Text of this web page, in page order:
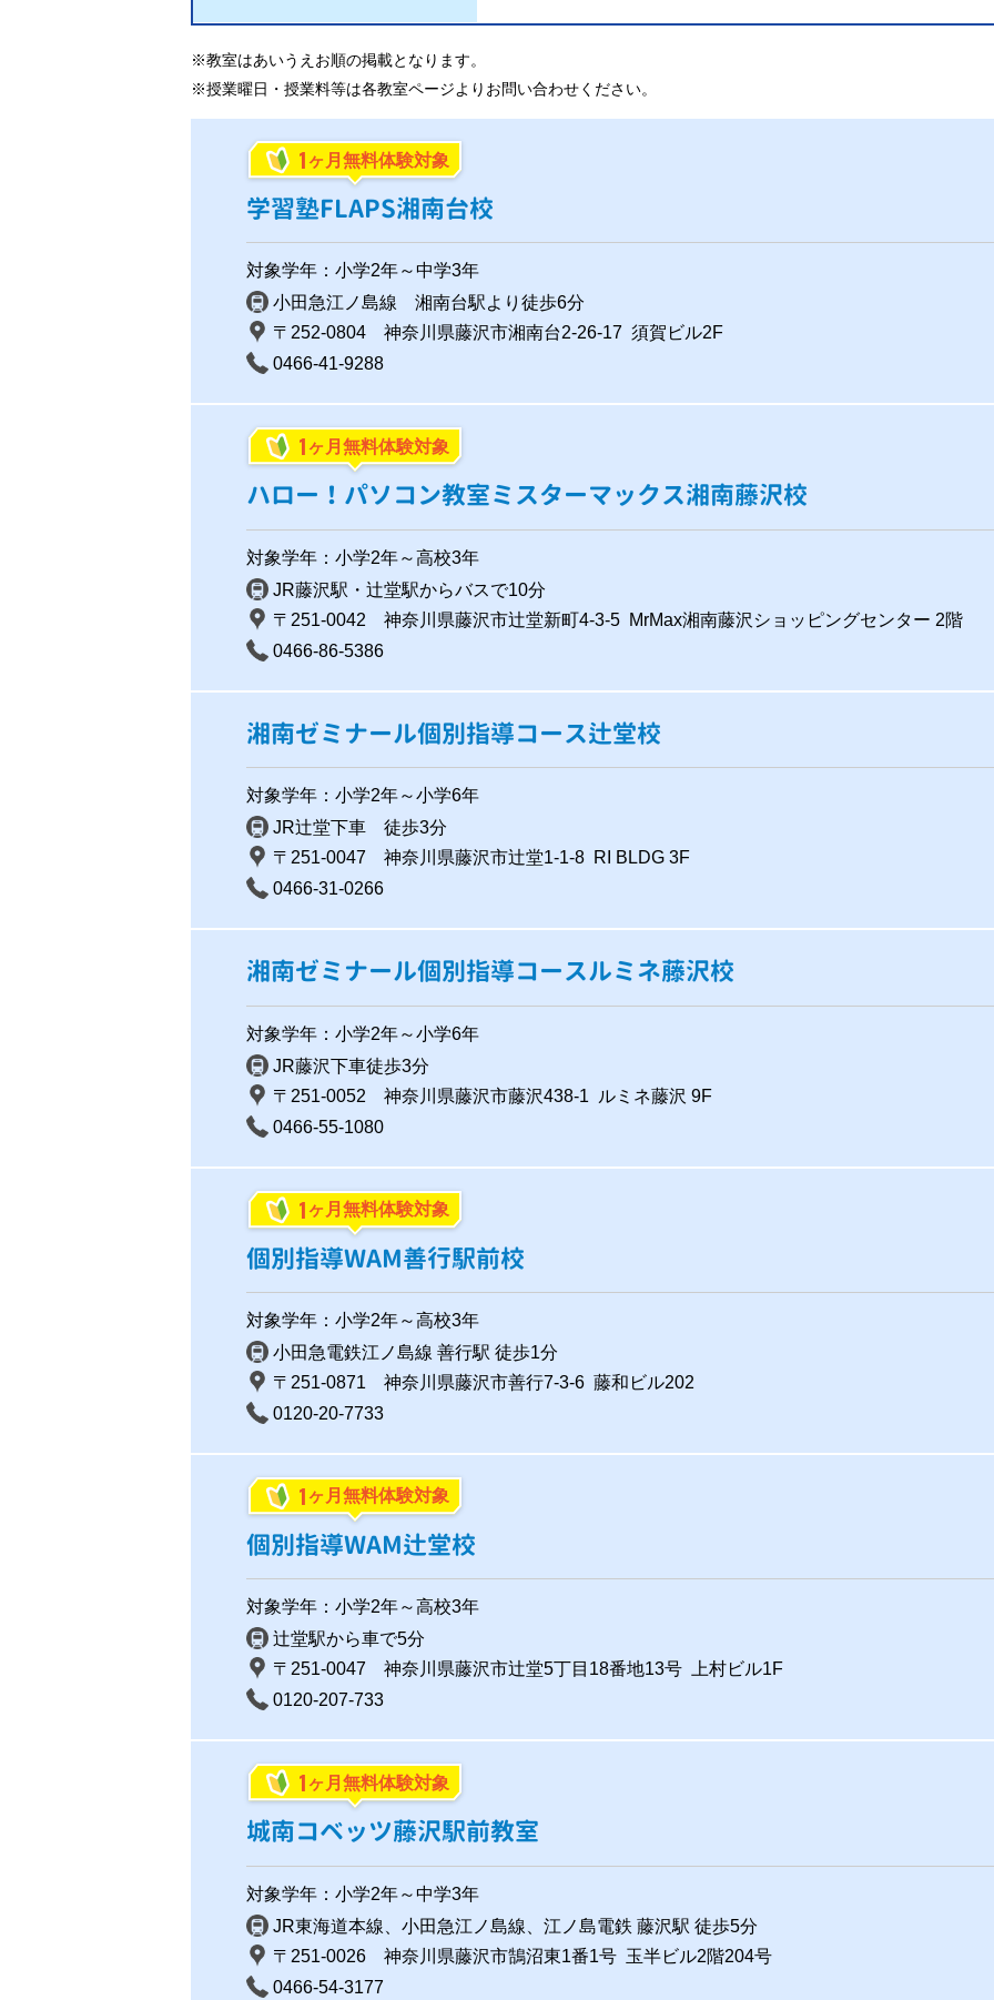
※教室はあいうえお順の掲載となります。
※授業曜日・授業料等は各教室ページよりお問い合わせください。
1 ヶ月無料体験対象
学習塾FLAPS湘南台校
対象学年：小学2年～中学3年
小田急江ノ島線 湘南台駅より徒歩6分
〒252-0804 神奈川県藤沢市湘南台2-26-17 須賀ビル2F
0466-41-9288
1 ヶ月無料体験対象
ハロー！パソコン教室ミスターマックス湘南藤沢校
対象学年：小学2年～高校3年
JR藤沢駅・辻堂駅からバスで10分
〒251-0042 神奈川県藤沢市辻堂新町4-3-5 MrMax湘南藤沢ショッピングセンター 2階
0466-86-5386
湘南ゼミナール個別指導コース辻堂校
対象学年：小学2年～小学6年
JR辻堂下車 徒歩3分
〒251-0047 神奈川県藤沢市辻堂1-1-8 RI BLDG 3F
0466-31-0266
湘南ゼミナール個別指導コースルミネ藤沢校
対象学年：小学2年～小学6年
JR藤沢下車徒歩3分
〒251-0052 神奈川県藤沢市藤沢438-1 ルミネ藤沢 9F
0466-55-1080
1 ヶ月無料体験対象
個別指導WAM善行駅前校
対象学年：小学2年～高校3年
小田急電鉄江ノ島線 善行駅 徒歩1分
〒251-0871 神奈川県藤沢市善行7-3-6 藤和ビル202
0120-20-7733
1 ヶ月無料体験対象
個別指導WAM辻堂校
対象学年：小学2年～高校3年
辻堂駅から車で5分
〒251-0047 神奈川県藤沢市辻堂5丁目18番地13号 上村ビル1F
0120-207-733
1 ヶ月無料体験対象
城南コベッツ藤沢駅前教室
対象学年：小学2年～中学3年
JR東海道本線、小田急江ノ島線、江ノ島電鉄 藤沢駅 徒歩5分
〒251-0026 神奈川県藤沢市鵠沼東1番1号 玉半ビル2階204号
0466-54-3177